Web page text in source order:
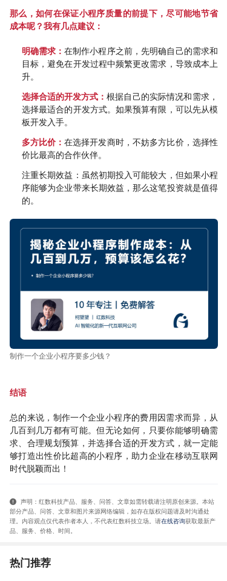
那么，如何在保证小程序质量的前提下，尽可能地节省
成本呢？我有几点建议：
明确需求： 在制作小程序之前，先明确自己的需求和
目标，避免在开发过程中频繁更改需求，导致成本上
升。
选择合适的开发方式： 根据自己的实际情况和需求，
选择最适合的开发方式。如果预算有限，可以先从模
板开发入手。
多方比价： 在选择开发商时，不妨多方比价，选择性
价比最高的合作伙伴。
注重长期效益：虽然初期投入可能较大，但如果小程
序能够为企业带来长期效益，那么这笔投资就是值得
的。
制作一个企业小程序要多少钱？
结语
总的来说，制作一个企业小程序的费用因需求而异，从
几百到几万都有可能。但无论如何，只要你能够明确需
求、合理规划预算，并选择合适的开发方式，就一定能
够打造出性价比超高的小程序，助力企业在移动互联网
时代脱颖而出！
声明：红数科技产品、服务、问答、文章如需转载请注明原创来源。本站
部分产品、问答 、文章和图片来源网络编辑，如存在版权问题请及时沟通处
理。内容观点仅代表作者本人，不代表红数科技立场。请在线咨询获取最新产
品、服务、价格、时间
热门推荐